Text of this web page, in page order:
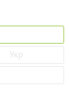
Укр